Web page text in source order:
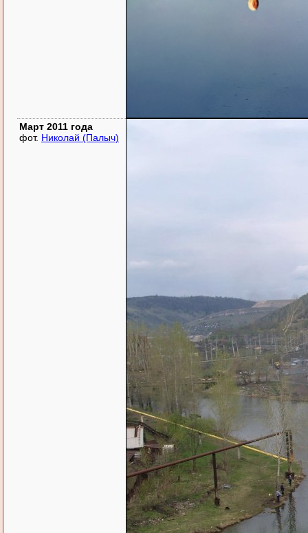
Март 2011 года
фот. Николай (Палыч)